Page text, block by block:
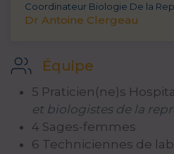
Coordinateur Biologie De la
Dr Antoine Clergeau
Équipe
5 Praticien(ne)s
et biologistes de la
4 Sages-femmes
6 Techniciennes de